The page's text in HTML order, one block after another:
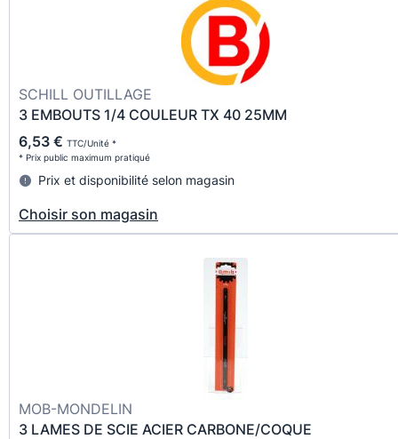
SCHILL OUTILLAGE
3 EMBOUTS 1/4 COULEUR TX 40 25MM
6,53 € TTC/Unité *
* Prix public maximum pratiqué
Prix et disponibilité selon magasin
Choisir son magasin
MOB-MONDELIN
3 LAMES DE SCIE ACIER CARBONE/COQUE